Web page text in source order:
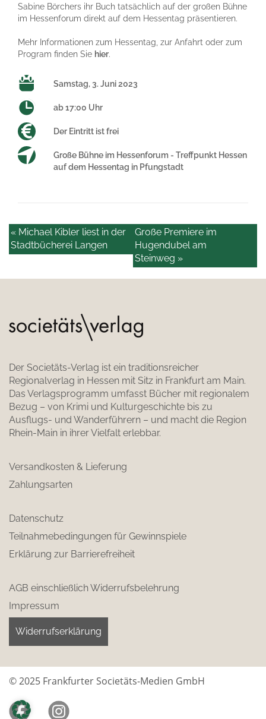
Sabine Börchers ihr Buch tatsächlich auf der großen Bühne
im Hessenforum direkt auf dem Hessentag präsentieren.
Mehr Informationen zum Hessentag, zur Anfahrt oder zum
Program finden Sie hier.
Samstag, 3. Juni 2023
ab 17:00 Uhr
Der Eintritt ist frei
Große Bühne im Hessenforum - Treffpunkt Hessen
auf dem Hessentag in Pfungstadt
Große Premiere im
Hugendubel am
Steinweg »
« Michael Kibler liest in der
Stadtbücherei Langen
Der Societäts-Verlag ist ein traditionsreicher
Regionalverlag in Hessen mit Sitz in Frankfurt am Main.
Das Verlagsprogramm umfasst Bücher mit regionalem
Bezug – von Krimi und Kulturgeschichte bis zu
Ausflugs- und Wanderführern – und macht die Region
Rhein-Main in ihrer Vielfalt erlebbar.
Versandkosten & Lieferung
Zahlungsarten
Datenschutz
Teilnahmebedingungen für Gewinnspiele
Erklärung zur Barrierefreiheit
AGB einschließlich Widerrufsbelehrung
Impressum
Widerrufserklärung
© 2025 Frankfurter Societäts-Medien GmbH